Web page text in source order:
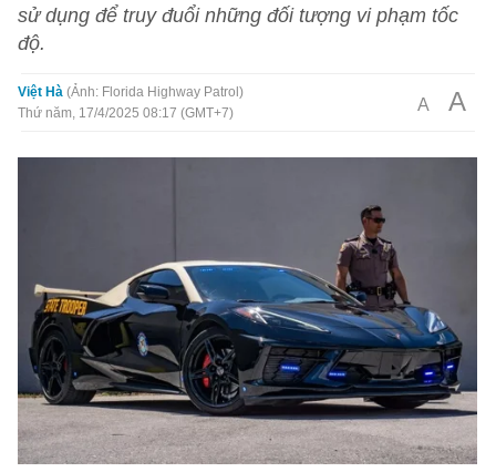
sử dụng để truy đuổi những đối tượng vi phạm tốc
độ.
Việt Hà Ảnh: Florida Highway Patrol
Thứ năm, 17/4/2025 08:17 (GMT+7)
A A